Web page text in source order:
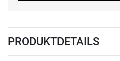
PRODUKTDETAILS